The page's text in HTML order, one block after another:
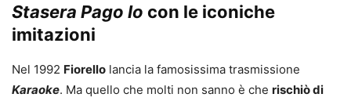
Stasera Pago Io con le iconiche
imitazioni
Nel 1992 Fiorello lancia la famosissima trasmissione
Karaoke. Ma quello che molti non sanno è che rischiò di